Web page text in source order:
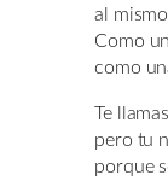
al
Como
como
Te
pero tu
porque